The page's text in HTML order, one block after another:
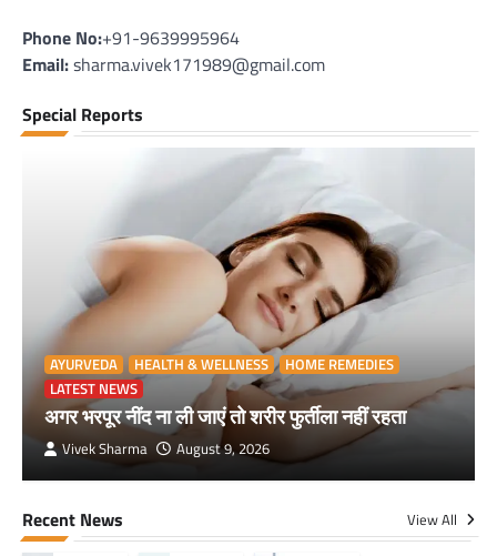
Phone No:+91-9639995964
Email:sharma.vivek171989@gmail.com
Special Reports
AYURVEDA HEALTH & WELLNESS
HOME REMEDIES
LATEST NEWS
अगर भरपूर नींद ना ली जाएं तो शरीर फुर्तीला नहीं रहता
Vivek Sharma August 9, 2026
Recent News View All